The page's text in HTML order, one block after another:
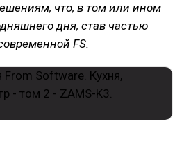
что, в том или ином
дня, став частью
FS.